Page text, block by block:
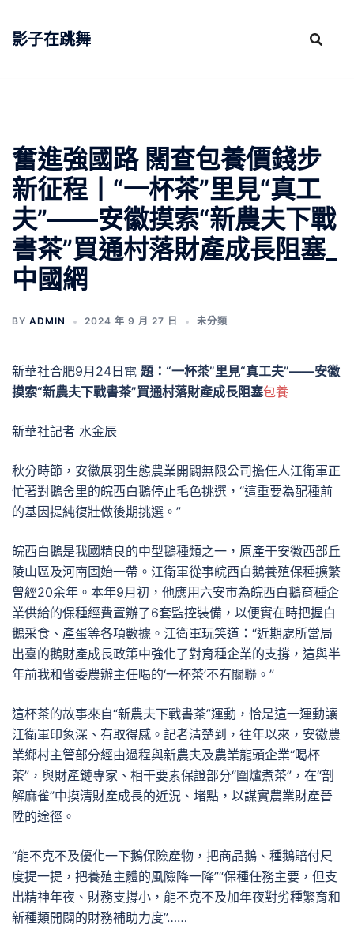
影子在跳舞
奮進強國路 闊查包養價錢步
新征程丨“一杯茶”里見“真工
夫”——安徽摸索“新農夫下戰
書茶”買通村落財產成長阻塞_
中國網
BY ADMIN 2024 年 9 月 27 日 未分類
新華社合肥9月24日電 題：“一杯茶”里見“真工夫”——安徽
摸索“新農夫下戰書茶”買通村落財產成長阻塞包養
新華社記者 水金辰
秋分時節，安徽展羽生態農業開闢無限公司擔任人江衛軍正
忙著對鵝舍里的皖西白鵝停止毛色挑選，“這重要為配種前
的基因提純復壯做後期挑選。”
皖西白鵝是我國精良的中型鵝種類之一，原產于安徽西部丘
陵山區及河南固始一帶。江衛軍從事皖西白鵝養殖保種擴繁
曾經20余年。本年9月初，他應用六安市為皖西白鵝育種企
業供給的保種經費置辦了6套監控裝備，以便實在時把握白
鵝采食、產蛋等各項數據。江衛軍玩笑道：“近期處所當局
出臺的鵝財產成長政策中強化了對育種企業的支撐，這與半
年前我和省委農辦主任喝的‘一杯茶’不有關聯。”
這杯茶的故事來自“新農夫下戰書茶”運動，恰是這一運動讓
江衛軍印象深、有取得感。記者清楚到，往年以來，安徽農
業鄉村主管部分經由過程與新農夫及農業龍頭企業“喝杯
茶”，與財產鏈專家、相干要素保證部分“圍爐煮茶”，在“剖
解麻雀”中摸清財產成長的近況、堵點，以謀實農業財產晉
陞的途徑。
“能不克不及優化一下鵝保險產物，把商品鵝、種鵝賠付尺
度提一提，把養殖主體的風險降一降”“保種任務主要，但支
出精神年夜、財務支撐小，能不克不及加年夜對劣種繁育和
新種類開闢的財務補助力度”……